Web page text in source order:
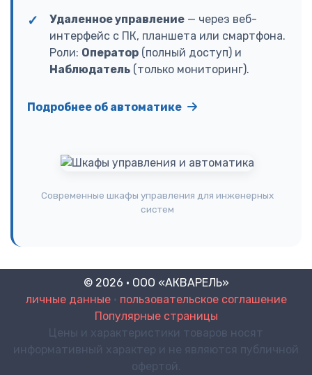
Удаленное управление — через веб-
интерфейс с ПК, планшета или смартфона.
Роли: Оператор (полный доступ) и
Наблюдатель (только мониторинг).
Подробнее об автоматике
Современные шкафы управления для инженерных
систем
© 2026 · ООО «АКВАРЕЛЬ»
личные данные• пользовательское соглашение
Популярные страницы
Цены и характеристики товаров носят
информативный характер и не являются публичной
офертой.